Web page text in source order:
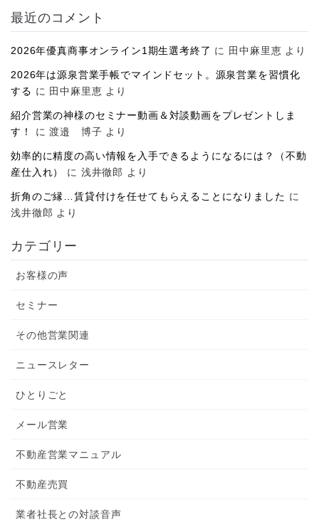
イ
ブ
最近のコメント
2026年優真商事オンライン1期生選考終了 に 田中麻里恵 より
2026年は源泉営業手帳でマインドセット。源泉営業を習慣化
する に 田中麻里恵 より
紹介営業の神様のセミナー動画＆対談動画をプレゼントしま
す！
に渡邉 博子 より
効率的に精度の高い情報を入手できるようになるには？（不動
産仕入れ）
に 浅井徹郎 より
折角のご縁…賃貸付けを任せてもらえることになりました に
浅井徹郎 より
カテゴリー
お客様の声
セミナー
その他営業関連
ニュースレター
ひとりごと
メール営業
不動産営業マニュアル
不動産売買
業者社長との対談音声